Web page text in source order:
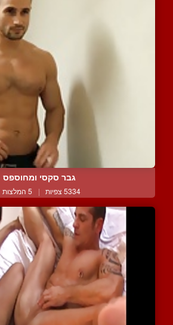
גבר סקסי ומחוספס
5334 צפיות | 5 המלצות